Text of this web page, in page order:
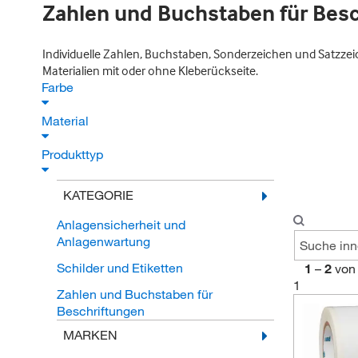
Zahlen und Buchstaben für
Individuelle Zahlen, Buchstaben, Sonderzeichen und
Materialien mit oder ohne Kleberückseite.
Farbe
Material
Produkttyp
KATEGORIE
Anlagensicherheit und
Anlagenwartung
Schilder und Etiketten
Zahlen und Buchstaben für
Beschriftungen
MARKEN
1 – 2 von
1